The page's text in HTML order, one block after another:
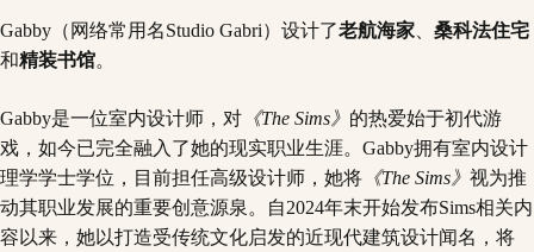
Gabby（网络常用名Studio Gabri）设计了老航海家
桑科法住宅
和精装书馆。
Gabby是一位室内设计师，对 《The Sims》 的热爱始于初代游
戏，如今已完全融入了她的现实职业生涯。Gabby拥有室内设计
理学学士学位，目前担任高级设计师，她将 《The Sims》 视为推
动其职业发展的重要创意源泉。自2024年末开始发布Sims相关内
容以来，她以打造受传统文化启发的近现代建筑设计闻名，将